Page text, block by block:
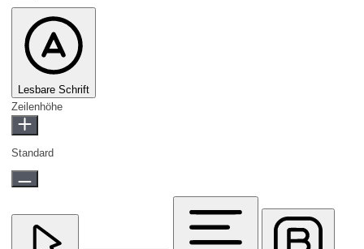
Lesbare Schrift
Zeilenhöhe
Standard